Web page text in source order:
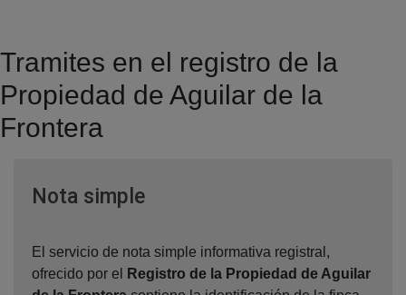
Tramites en el registro de la
Propiedad de Aguilar de la
Frontera
Nota simpleVentana nueva
El servicio de nota simple informativa registral,
ofrecido por el
Registro de la Propiedad de Aguilar